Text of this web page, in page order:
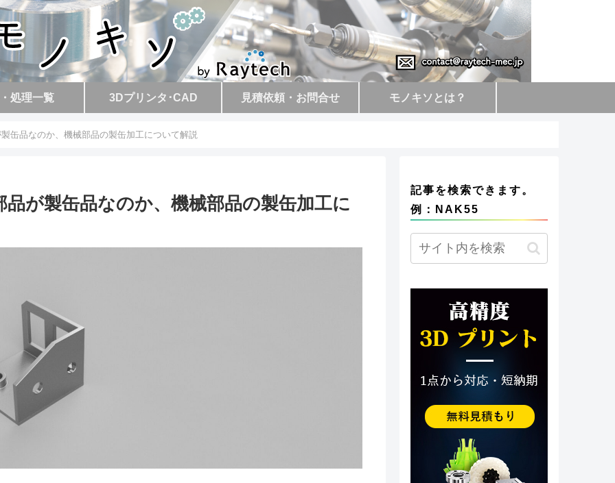
処理一覧 3Dプリンタ･CAD 見積依頼・お問合せ モノキソとは？
缶品なのか、機械部品の製缶加工について解説
が製缶品なのか、機械部品の製缶加工に
記事を検索できます。
例：NAK55